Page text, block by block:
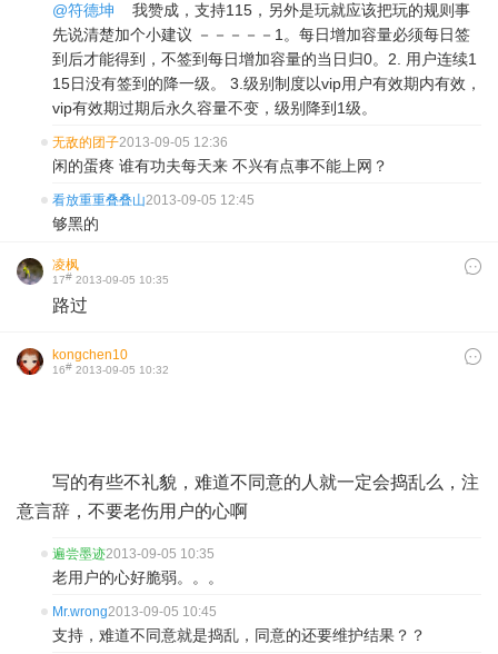
@符德坤 我赞成，支持115，另外是玩就应该把玩的规则事
先说清楚加个小建议 －－－－－1。每日增加容量必须每日签
到后才能得到，不签到每日增加容量的当日归0。2. 用户连续1
15日没有签到的降一级。 3.级别制度以vip用户有效期内有效，
vip有效期过期后永久容量不变，级别降到1级。
无敌的团子2013-09-05 12:36
闲的蛋疼 谁有功夫每天来 不兴有点事不能上网？
看放重重叠叠山2013-09-05 12:45
够黑的
凌枫
17# 2013-09-05 10:35
路过 ​
kongchen10
16# 2013-09-05 10:32
写的有些不礼貌，难道不同意的人就一定会捣乱么，注
意言辞，不要老伤用户的心啊
遍尝墨迹2013-09-05 10:35
老用户的心好脆弱。。。
Mr.wrong2013-09-05 10:45
支持，难道不同意就是捣乱，同意的还要维护结果？？